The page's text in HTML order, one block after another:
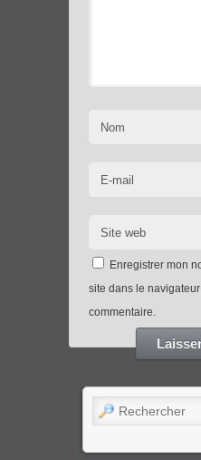
Nom
E-mail
Site web
Enregistrer mon
site dans le
commentaire.
Rechercher